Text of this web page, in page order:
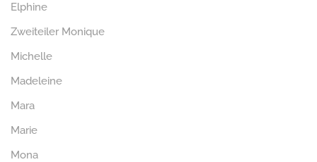
Elphine
Zweiteiler Monique
Michelle
Madeleine
Mara
Marie
Mona